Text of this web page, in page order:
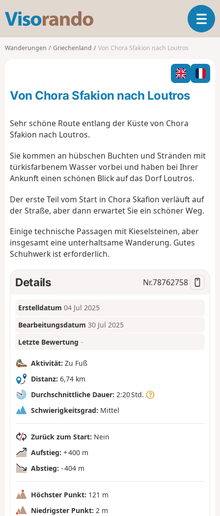
s
o
o
T
o
l
n
i
Wanderungen Griechenland Von Chora Sfakion nach Loutros
Von Chora Sfakion nach Loutros
Sehr schöne Route entlang der Küste von Chora
Sfakion nach Loutros.
Sie kommen an hübschen Buchten und Stränden mit
türkisfarbenem Wasser vorbei und haben bei Ihrer
Ankunft einen schönen Blick auf das Dorf Loutros.
Der erste Teil vom Start in Chora Skafion verläuft auf
der Straße, aber dann erwartet Sie ein schöner Weg.
Einige technische Passagen mit Kieselsteinen, aber
insgesamt eine unterhaltsame Wanderung. Gutes
Schuhwerk ist erforderlich.
Details Nr.78762758
Erstelldatum 04 Jul 2025
Bearbeitungsdatum 30 Jul 2025
Letzte Bewertung –
Aktivität: Zu Fuß
Distanz: 6,74 km
Durchschnittliche Dauer: 2:20 Std.
Schwierigkeitsgrad: Mittel
Zurück zum Start: Nein
Aufstieg: + 400 m
Abstieg: - 404 m
Höchster Punkt: 121 m
Niedrigster Punkt: 2 m